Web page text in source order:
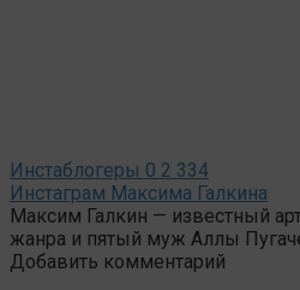
Инстаблогеры 0 2 334
Инстаграм Максима Галкина
Максим Галкин — известный
жанра и пятый муж Аллы
Добавить комментарий